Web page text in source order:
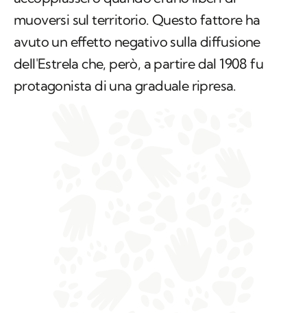
muoversi sul territorio. Questo fattore ha
avuto un effetto negativo sulla diffusione
dell'Estrela che, però, a partire dal 1908 fu
protagonista di una graduale ripresa.